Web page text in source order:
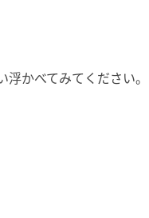
かべてみてください。